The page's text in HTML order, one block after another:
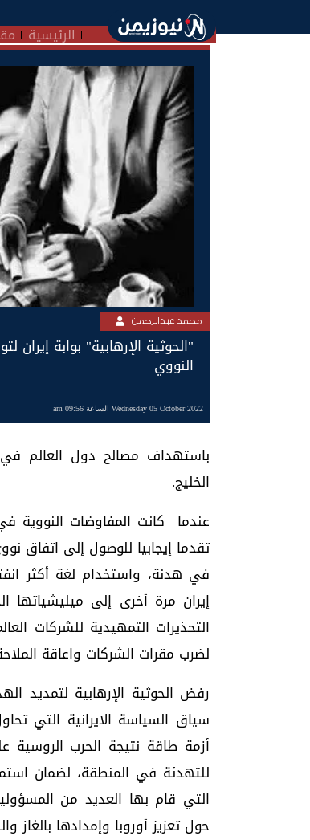
الرئيسية
محمد عبدالرحمن
"الحوثية الإرهابية" بوابة إيران
النووي
Wednesday 05 October 2022 الساعة 09:56 am
باستهداف مصالح دول العالم
الخليج.
عندما كانت المفاوضات
تقدما إيجابيا للوصول إلى اتفاق
في هدنة، واستخدام لغة أكثر
إيران مرة أخرى إلى ميليشياتها
التحذيرات التمهيدية للشركات
لضرب مقرات الشركات واعاقة
رفض الحوثية الإرهابية لتمديد
سياق السياسة الايرانية التي
أزمة طاقة نتيجة الحرب الروسية
للتهدئة في المنطقة، لضمان
التي قام بها العديد من
حول تعزيز أوروبا وإمدادها